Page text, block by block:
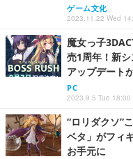
ゲーム文化
2023.11.22 Wed
魔女っ子
売1周年！新
アップデート
PC
2023.9.5 Tue 18:00
“ロリダクソ”
ベタ」がフィ
お手元に